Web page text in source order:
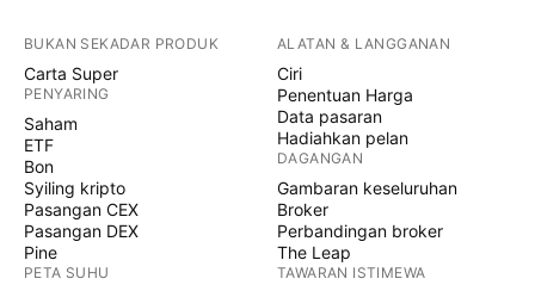
BUKAN SEKADAR PRODUK
Carta Super
PENYARING
Saham
ETF
Bon
Syiling kripto
Pasangan CEX
Pasangan DEX
Pine
PETA SUHU
ALATAN & LANGGANAN
Ciri
Penentuan Harga
Data pasaran
Hadiahkan pelan
DAGANGAN
Gambaran keseluruhan
Broker
Perbandingan broker
The Leap
TAWARAN ISTIMEWA